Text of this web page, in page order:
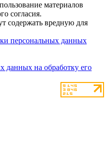
материалов
согласия.
содержать вредную для
персональных данных
данных на обработку его